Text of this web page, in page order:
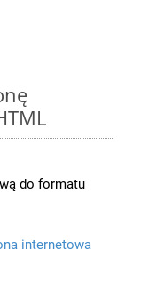
do formatu
internetowa